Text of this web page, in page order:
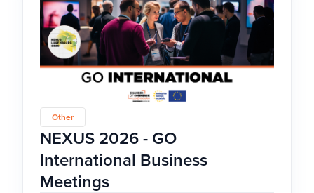
Other
NEXUS 2026 - GO
International Business
Meetings